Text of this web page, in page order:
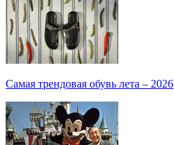
Самая трендовая обувь лета – 2026